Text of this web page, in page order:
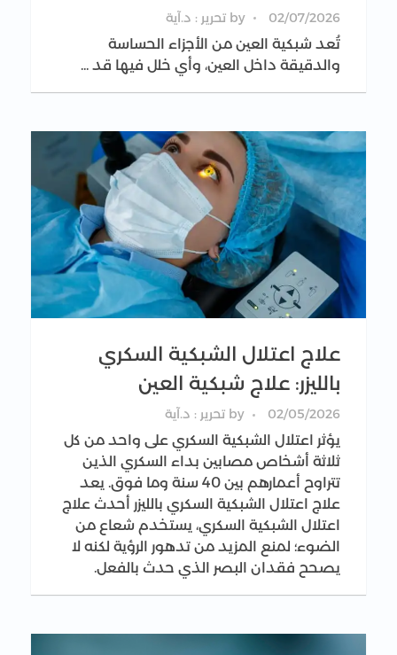
02/07/2026
by تحرير : د.آية
تُعد شبكية العين من الأجزاء الحساسة
والدقيقة داخل العين، وأي خلل فيها قد ...
علاج اعتلال الشبكية السكري
بالليزر: علاج شبكية العين
02/05/2026
by تحرير : د.آية
يؤثر اعتلال الشبكية السكري على واحد من كل
ثلاثة أشخاص مصابين بداء السكري الذين
تتراوح أعمارهم بين 40 سنة وما فوق. يعد
علاج اعتلال الشبكية السكري بالليزر أحدث علاج
اعتلال الشبكية السكري، يستخدم شعاع من
الضوء؛ لمنع المزيد من تدهور الرؤية لكنه لا
يصحح فقدان البصر الذي حدث بالفعل.